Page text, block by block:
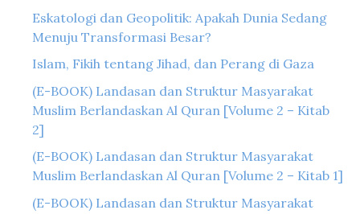
Eskatologi dan Geopolitik: Apakah Dunia Sedang
Menuju Transformasi Besar?
Islam, Fikih tentang Jihad, dan Perang di Gaza
(E-BOOK) Landasan dan Struktur Masyarakat
Muslim Berlandaskan Al Quran [Volume 2 – Kitab
2]
(E-BOOK) Landasan dan Struktur Masyarakat
Muslim Berlandaskan Al Quran [Volume 2 – Kitab 1]
(E-BOOK) Landasan dan Struktur Masyarakat